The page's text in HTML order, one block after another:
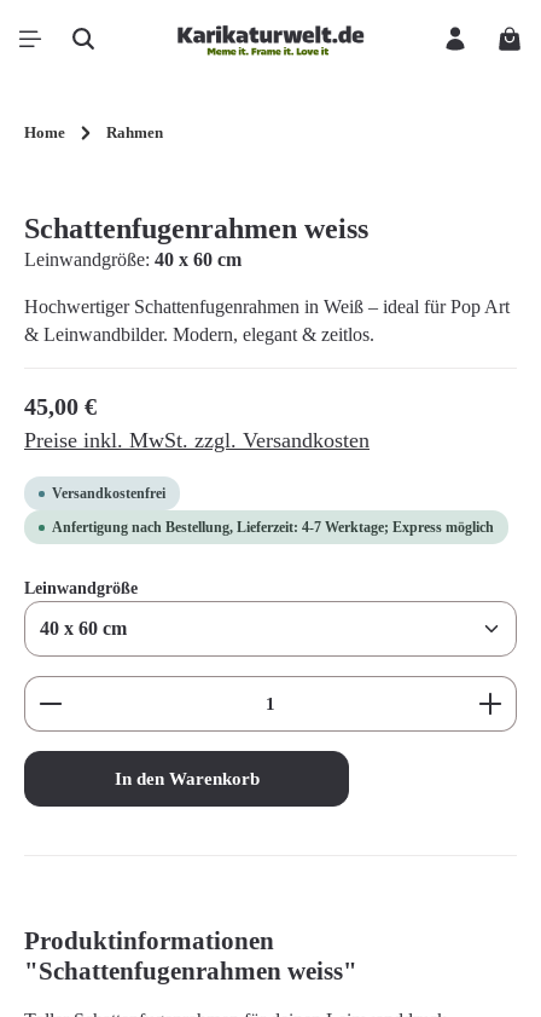
Zum Hauptinhalt springen
Home Rahmen
Schattenfugenrahmen weiss
Leinwandgröße: 40 x 60 cm
Hochwertiger Schattenfugenrahmen in Weiß – ideal für Pop Art
& Leinwandbilder. Modern, elegant & zeitlos.
Regulärer Preis:
45,00 €
Preise inkl. MwSt. zzgl. Versandkosten
Versandkostenfrei
Anfertigung nach Bestellung, Lieferzeit: 4-7 Werktage; Express möglich
Leinwandgrößeauswählen
Produkt Anzahl: Gib den gewünschten Wert ein oder
In den Warenkorb
Produktinformationen
"Schattenfugenrahmen weiss"